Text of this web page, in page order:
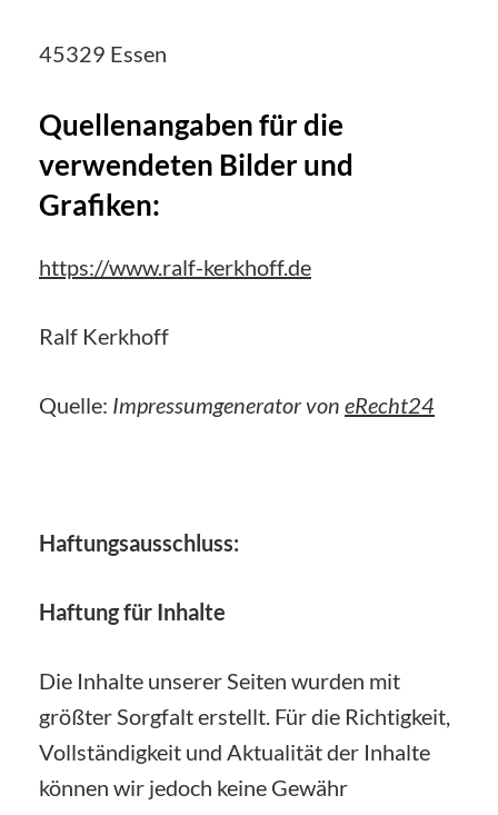
45329 Essen
Quellenangaben für die
verwendeten Bilder und
Grafiken:
https://www.ralf-kerkhoff.de
Ralf Kerkhoff
Quelle: Impressumgenerator von eRecht24
Haftungsausschluss:
Haftung für Inhalte
Die Inhalte unserer Seiten wurden mit
größter Sorgfalt erstellt. Für die Richtigkeit,
Vollständigkeit und Aktualität der Inhalte
können wir jedoch keine Gewähr